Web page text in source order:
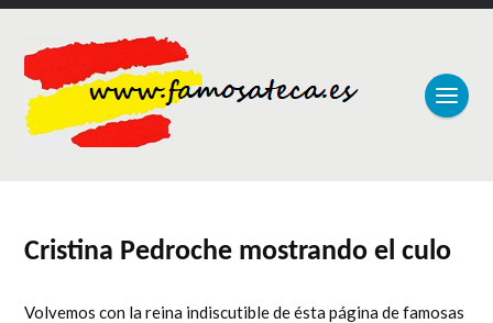
Cristina Pedroche mostrando el culo
Volvemos con la reina indiscutible de ésta página de famosas